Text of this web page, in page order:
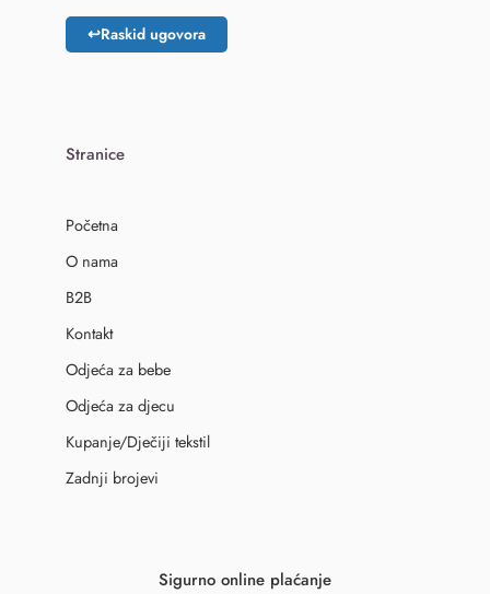
↩Raskid ugovora
Stranice
Početna
O nama
B2B
Kontakt
Odjeća za bebe
Odjeća za djecu
Kupanje/Dječiji tekstil
Zadnji brojevi
Sigurno online plaćanje